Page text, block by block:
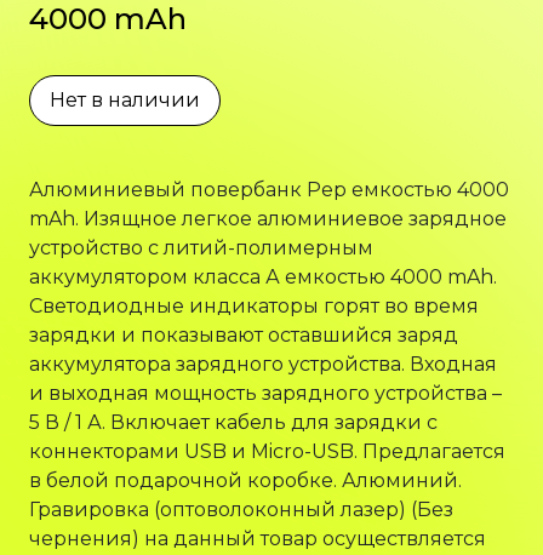
4000 mAh
Нет в наличии
Алюминиевый повербанк Pep емкостью 4000
mAh. Изящное легкое алюминиевое зарядное
устройство с литий-полимерным
аккумулятором класса А емкостью 4000 mAh.
Светодиодные индикаторы горят во время
зарядки и показывают оставшийся заряд
аккумулятора зарядного устройства. Входная
и выходная мощность зарядного устройства –
5 В / 1 А. Включает кабель для зарядки с
коннекторами USB и Micro-USB. Предлагается
в белой подарочной коробке. Алюминий.
Гравировка (оптоволоконный лазер) (Без
чернения) на данный товар осуществляется